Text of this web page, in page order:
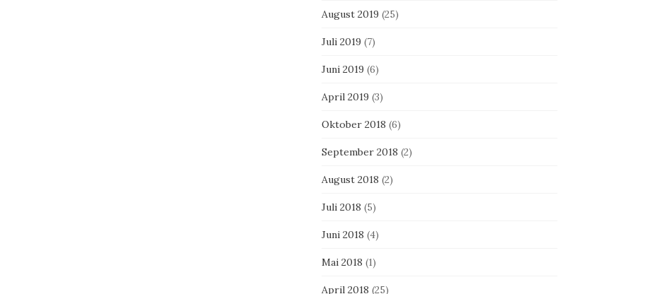
August 2019 (25)
Juli 2019 (7)
Juni 2019 (6)
April 2019 (3)
Oktober 2018 (6)
September 2018 (2)
August 2018 (2)
Juli 2018 (5)
Juni 2018 (4)
Mai 2018 (1)
April 2018 (25)